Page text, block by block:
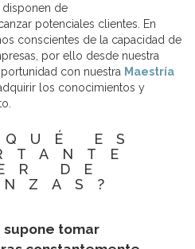
disponen de
potenciales clientes. En
conscientes de la capacidad de
por ello desde nuestra
con nuestra Maestría
los conocimientos y
ES
DE
tomar